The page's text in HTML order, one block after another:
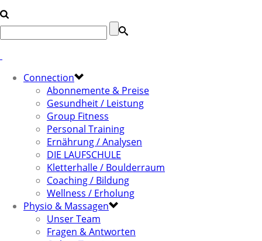
Connection
Abonnemente & Preise
Gesundheit / Leistung
Group Fitness
Personal Training
Ernährung / Analysen
DIE LAUFSCHULE
Kletterhalle / Boulderraum
Coaching / Bildung
Wellness / Erholung
Physio & Massagen
Unser Team
Fragen & Antworten